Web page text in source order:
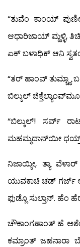
“ತುವೆಂ ಕಾಂಯ್
ಆಧಾರಿಜಾಯ್ ಮ್ಹಳ್ಳಿ,
ಏಕ್ ಬಳಾಧಿಕ್ ಆನಿ
“ತರ್ ಹಾಂವ್
ಬಿಲ್ಕುಲ್
“ಬಿಲ್ಕುಲ್! ಸರ್ವ್
ಮಹಮ್ಮದಾನ್‍ಯೀ
ನಿಜಾಯ್ಕೀ, ತ್ಯಾ
ಯುವಕಾಚಿ ಚಡ್ ಗರ್ಜ್
ಫುಡ್ಲೊ ಸುಲ್ತಾನ್. ಹೆಂ
ಚೌಕಾಂಗಣಾಂತ್ ಹೆ
ಕಮ್ರಾಂತ್ ಜಹನಾರಾ